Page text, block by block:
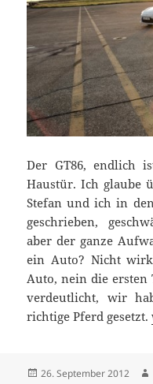
Der GT86, endlich
Haustür. Ich glaube
Stefan und ich in
geschrieben,
aber der ganze
ein Auto? Nicht
Auto, nein die ersten
verdeutlicht, wir
richtige Pferd gesetzt.
Veröffentlicht
26. September 2012